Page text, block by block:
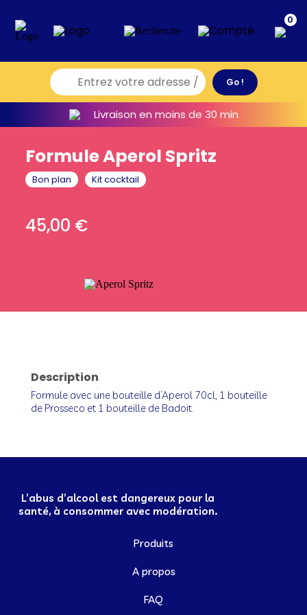
0
Livraison en moins de 30 min
Formule Aperol Spritz
Bon plan Kit cocktail
45,00 €
Description
Formule avec une bouteille d’Aperol 70cl, 1 bouteille
de Prosseco et 1 bouteille de Badoit.
L’abus d’alcool est dangereux pour la
santé, à consommer avec modération.
Produits
A propos
FAQ